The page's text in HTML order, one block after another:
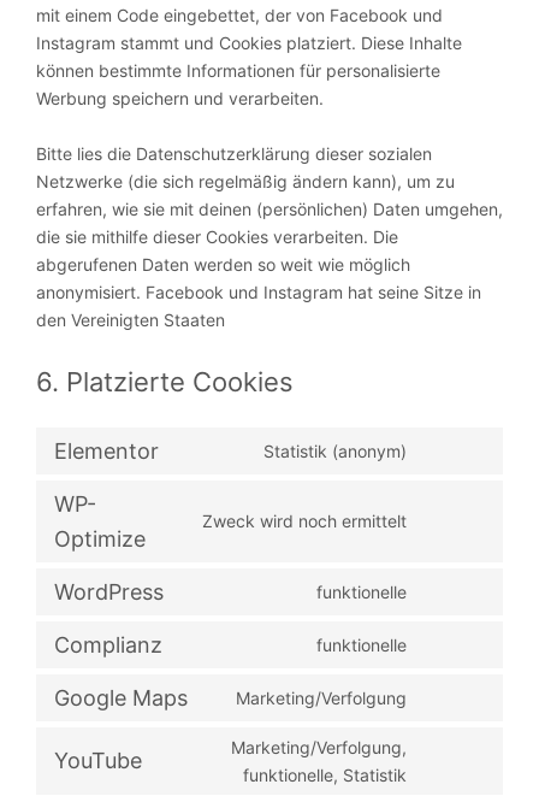
mit einem Code eingebettet, der von Facebook und
Instagram stammt und Cookies platziert. Diese Inhalte
können bestimmte Informationen für personalisierte
Werbung speichern und verarbeiten.
Bitte lies die Datenschutzerklärung dieser sozialen
Netzwerke (die sich regelmäßig ändern kann), um zu
erfahren, wie sie mit deinen (persönlichen) Daten umgehen,
die sie mithilfe dieser Cookies verarbeiten. Die
abgerufenen Daten werden so weit wie möglich
anonymisiert. Facebook und Instagram hat seine Sitze in
den Vereinigten Staaten
6. Platzierte Cookies
Elementor Statistik (anonym)
WP-
Optimize
Zweck wird noch ermittelt
WordPress funktionelle
Complianz funktionelle
Google Maps Marketing/Verfolgung
YouTube
Marketing/Verfolgung,
funktionelle, Statistik